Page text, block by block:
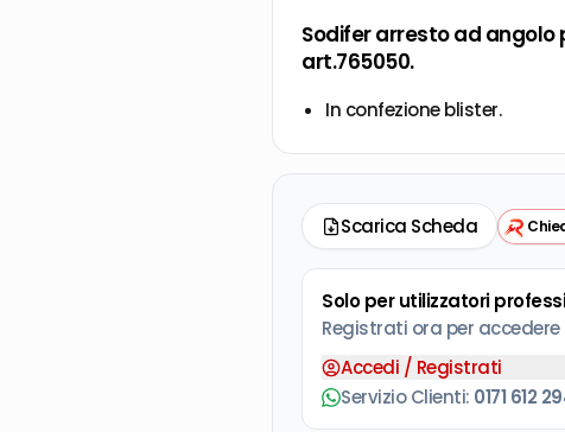
Sodifer arresto ad
art.765050.
In confezione blister.
Scarica Scheda
Solo per utilizzatori
Registrati ora per
Accedi / Registrati
Servizio Clienti: 0171 612